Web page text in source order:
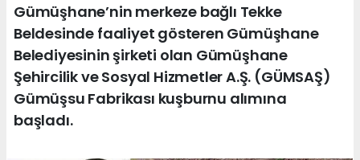
Gümüşhane’nin merkeze bağlı Tekke
Beldesinde faaliyet gösteren Gümüşhane
Belediyesinin şirketi olan Gümüşhane
Şehircilik ve Sosyal Hizmetler A.Ş. (GÜMSAŞ)
Gümüşsu Fabrikası kuşburnu alımına
başladı.